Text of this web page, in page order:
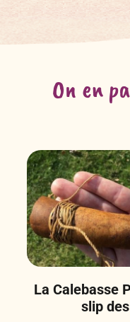
On en
La Calebasse
slip